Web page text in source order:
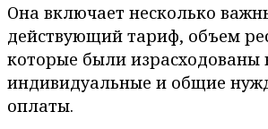
Она включает несколько
действующий тариф, объем
которые были израсходованы
индивидуальные и общие
оплаты.